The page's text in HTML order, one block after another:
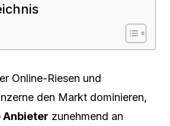
Online-Riesen und
den Markt dominieren,
Anbieter zunehmend an